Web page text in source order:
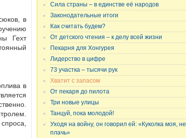
в
Гехт
в
Сила страны – в единстве её народов
Законодательные итоги
Как считать будем?
От детского чтения – к делу всей жизни
Пекарня для Хонгурея
Лидерство в цифре
73 участка – тысячи рук
Хватит с запасом
От пекаря до пилота
Три новые улицы
Танцуй, пока молодой!
Уходя на войну, он говорил ей: «Куколка моя, не
плачь»